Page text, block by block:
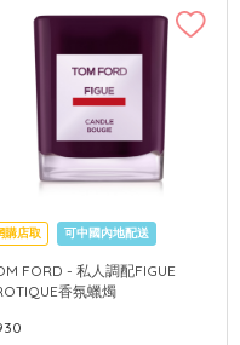
購店取 可中國內地配送
FORD - 私人調配FIGUE
香氛蠟燭